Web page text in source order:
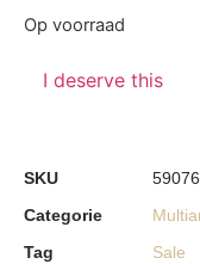
Op voorraad
I deserve this
SKU
Categorie
Tag
Sale